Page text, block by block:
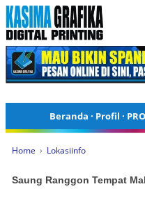
Beranda · Profil ·
Home › Lokasiinfo
Saung Ranggon Tempat